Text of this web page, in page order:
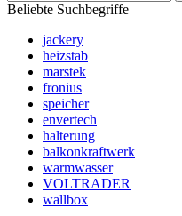
Beliebte Suchbegriffe
jackery
heizstab
marstek
fronius
speicher
envertech
halterung
balkonkraftwerk
warmwasser
VOLTRADER
wallbox